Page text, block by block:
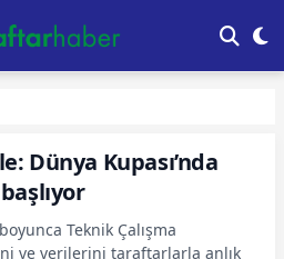
Dünya Kupası’nda
Teknik Çalışma
ve verilerini taraftarlarla anlık